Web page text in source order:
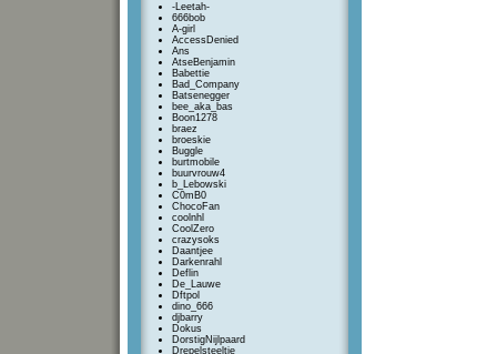
-Leetah-
666bob
A-girl
AccessDenied
Ans
AtseBenjamin
Babettie
Bad_Company
Batsenegger
bee_aka_bas
Boon1278
braez
broeskie
Buggle
burtmobile
buurvrouw4
b_Lebowski
C0mB0
ChocoFan
coolnhl
CoolZero
crazysoks
Daantjee
Darkenrahl
Deflin
De_Lauwe
Dftpol
dino_666
djbarry
Dokus
DorstigNijlpaard
Drepelsteeltje